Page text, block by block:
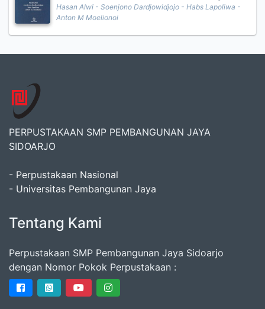
Hasan Alwi - Soenjono Dardjowidjojo - Habs Lapoliwa -
Anton M Moelionoi
PERPUSTAKAAN SMP PEMBANGUNAN JAYA
SIDOARJO
- Perpustakaan Nasional
- Universitas Pembangunan Jaya
Tentang Kami
Perpustakaan SMP Pembangunan Jaya Sidoarjo
dengan Nomor Pokok Perpustakaan :